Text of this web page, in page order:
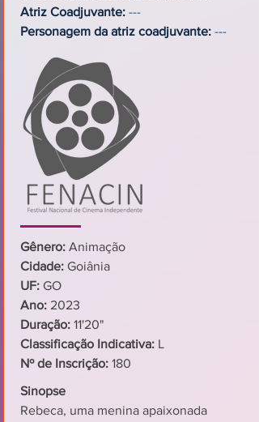
Atriz Coadjuvante: ---
Personagem da atriz coadjuvante: ---
Gênero: Animação
Cidade: Goiânia
UF: GO
Ano: 2023
Duração: 11'20"
Classificação Indicativa: L
Nº de Inscrição: 180
Sinopse
Rebeca, uma menina apaixonada